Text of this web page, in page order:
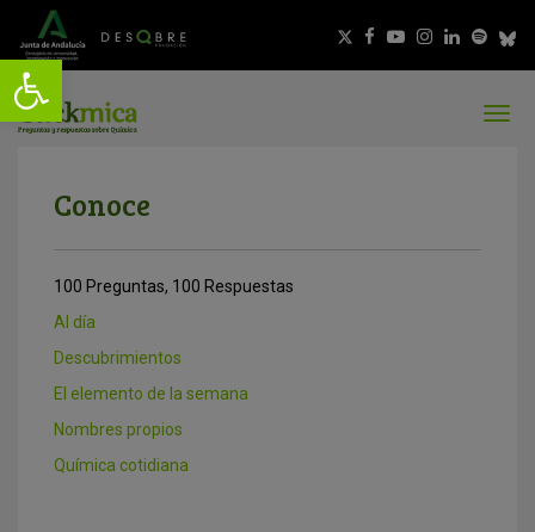
Conoce
100 Preguntas, 100 Respuestas
Al día
Descubrimientos
El elemento de la semana
Nombres propios
Química cotidiana